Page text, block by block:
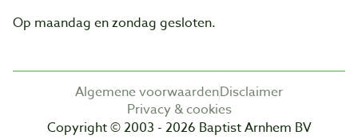
Op maandag en zondag gesloten.
Algemene voorwaardenDisclaimer
Privacy & cookies
Copyright © 2003 - 2026 Baptist Arnhem BV